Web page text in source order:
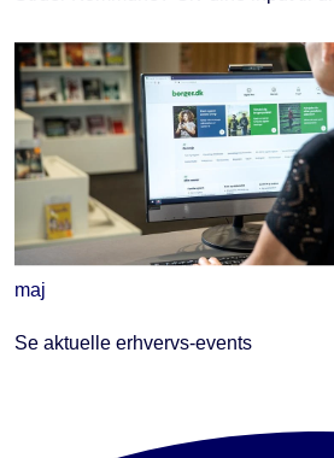
maj
Se aktuelle erhvervs-events